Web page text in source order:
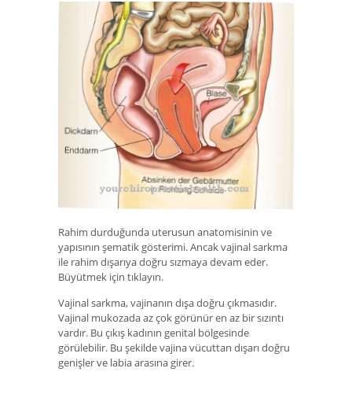
Rahim durduğunda uterusun anatomisinin ve
yapısının şematik gösterimi. Ancak vajinal sarkma
ile rahim dışarıya doğru sızmaya devam eder.
Büyütmek için tıklayın.
Vajinal sarkma, vajinanın dışa doğru çıkmasıdır.
Vajinal mukozada az çok görünür en az bir sızıntı
vardır. Bu çıkış kadının genital bölgesinde
görülebilir. Bu şekilde vajina vücuttan dışarı doğru
genişler ve labia arasına girer.